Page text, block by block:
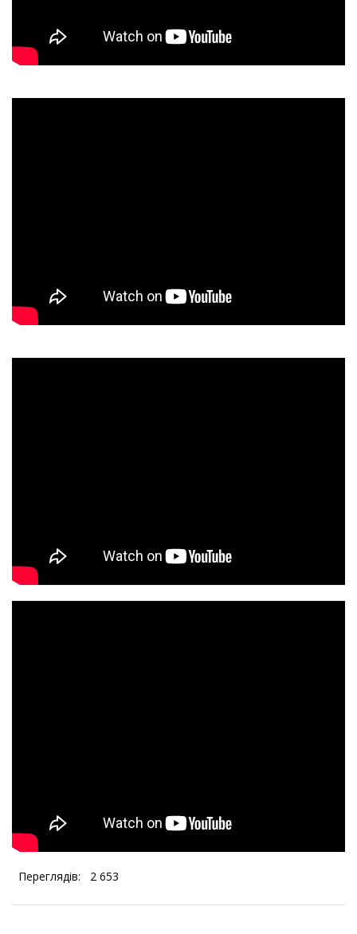
Переглядів: 2 653